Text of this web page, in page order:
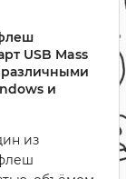
USB Mass
различными
и
из